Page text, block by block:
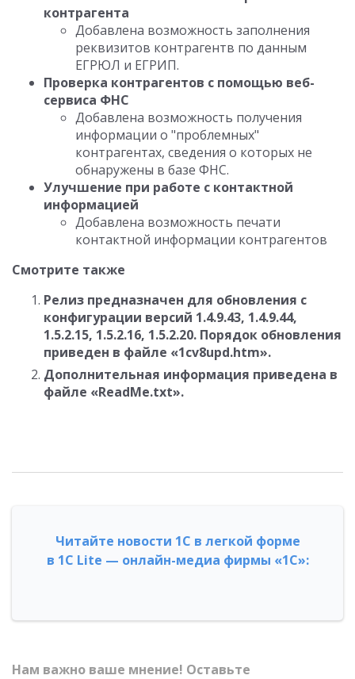
контрагента
Добавлена возможность заполнения
реквизитов контрагентв по данным
ЕГРЮЛ и ЕГРИП.
Проверка контрагентов с помощью веб-
сервиса ФНС
Добавлена возможность получения
информации о "проблемных"
контрагентах, сведения о которых не
обнаружены в базе ФНС.
Улучшение при работе с контактной
информацией
Добавлена возможность печати
контактной информации контрагентов
Смотрите также
Релиз предназначен для обновления с
конфигурации версий 1.4.9.43, 1.4.9.44,
1.5.2.15, 1.5.2.16, 1.5.2.20. Порядок обновления
приведен в файле «1cv8upd.htm».
Дополнительная информация приведена в
файле «ReadMe.txt».
Читайте новости 1С в легкой форме
в 1С Lite — онлайн-медиа фирмы «1С»:
Нам важно ваше мнение! Оставьте